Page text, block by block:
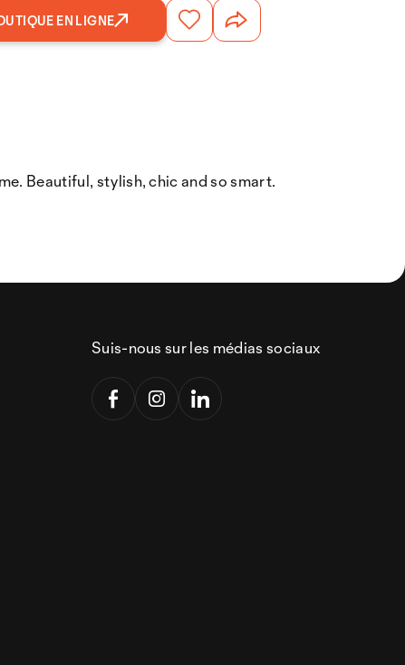
EN LIGNE
Beautiful, stylish, chic and so smart.
Suis-nous sur les médias sociaux